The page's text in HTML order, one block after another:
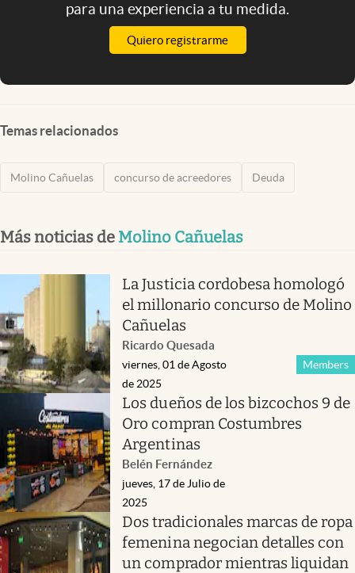
para una experiencia a tu medida.
Quiero registrarme
Temas relacionados
Molino Cañuelas concurso de acreedores Deuda
Más noticias de Molino Cañuelas
La Justicia cordobesa homologó
el millonario concurso de Molino
Cañuelas
Ricardo Quesada
Members
viernes, 01 de Agosto
de 2025
Los dueños de los bizcochos 9 de
Oro compran Costumbres
Argentinas
Belén Fernández
jueves, 17 de Julio de
2025
Dos tradicionales marcas de ropa
femenina negocian detalles con
un comprador mientras liquidan